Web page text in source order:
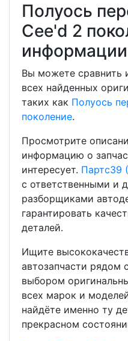
Полуось
Cee'd 2
информации
Вы можете сравнить
всех найденных
таких как Полуось
поколение.
Просмотрите
информацию о
интересует. Партс39
с ответственными и
разборщиками
гарантировать
деталей.
Ищите
автозапчасти рядом
выбором
всех марок и
найдёте именно ту
прекрасном